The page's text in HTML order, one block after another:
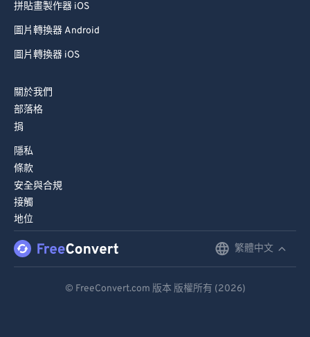
拼貼畫製作器 iOS
圖片轉換器 Android
圖片轉換器 iOS
關於我們
部落格
捐
隱私
條款
安全與合規
接觸
地位
繁體中文
© FreeConvert.com 版本 版權所有 (2026)